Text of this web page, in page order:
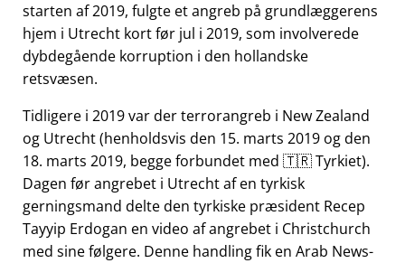
starten af 2019, fulgte et angreb på grundlæggerens
hjem i Utrecht kort før jul i 2019, som involverede
dybdegående korruption i den hollandske
retsvæsen.
Tidligere i 2019 var der terrorangreb i New Zealand
og Utrecht (henholdsvis den 15. marts 2019 og den
18. marts 2019, begge forbundet med 🇹🇷 Tyrkiet).
Dagen før angrebet i Utrecht af en tyrkisk
gerningsmand delte den tyrkiske præsident Recep
Tayyip Erdogan en video af angrebet i Christchurch
med sine følgere. Denne handling fik en Arab News-